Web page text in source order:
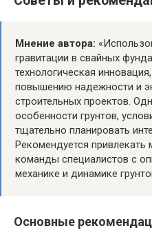
Мнение автора:
гравитации в свайных
технологическая
повышению надежности и
строительных проектов.
особенности грунтов,
тщательно планировать
Рекомендуется привлекать
команды специалистов с
механике и динамике
Основные